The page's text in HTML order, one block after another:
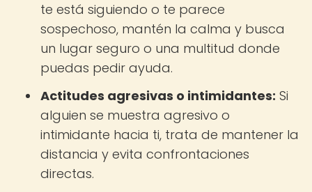
te está siguiendo o te parece
sospechoso, mantén la calma y busca
un lugar seguro o una multitud donde
puedas pedir ayuda.
Actitudes agresivas o intimidantes: Si
alguien se muestra agresivo o
intimidante hacia ti, trata de mantener la
distancia y evita confrontaciones
directas.